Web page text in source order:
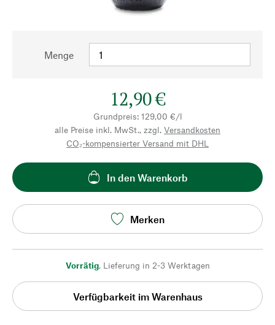
Menge
12,90 €
Grundpreis: 129,00 €/l
alle Preise inkl. MwSt., zzgl. Versandkosten
CO₂-kompensierter Versand mit DHL
In den Warenkorb
Merken
Vorrätig, Lieferung in 2-3 Werktagen
Verfügbarkeit im Warenhaus